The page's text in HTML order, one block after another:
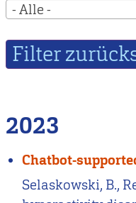
- Alle -
2023
Chatbot-
Selaskowski, B.,